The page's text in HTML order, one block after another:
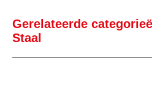
Gerelateerde
Staal